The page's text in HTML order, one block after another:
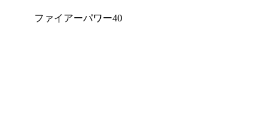
ファイアーパワー40